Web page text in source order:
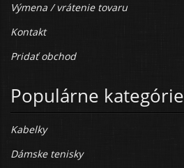
Výmena / vrátenie tovaru
Kontakt
Pridať obchod
Populárne kategórie
Kabelky
Dámske tenisky